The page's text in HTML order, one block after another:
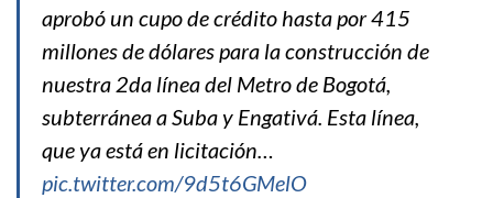
aprobó un cupo de crédito hasta por 415
millones de dólares para la construcción de
nuestra 2da línea del Metro de Bogotá,
subterránea a Suba y Engativá. Esta línea,
que ya está en licitación…
pic.twitter.com/9d5t6GMelO